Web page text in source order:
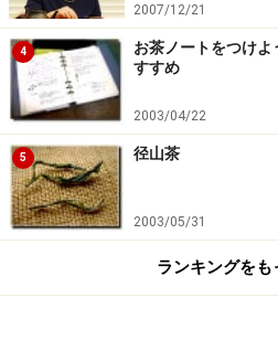
2007/12/21
4
お茶ノートをつけ
すすめ
2003/04/22
5 径山茶
2003/05/31
ランキングをも